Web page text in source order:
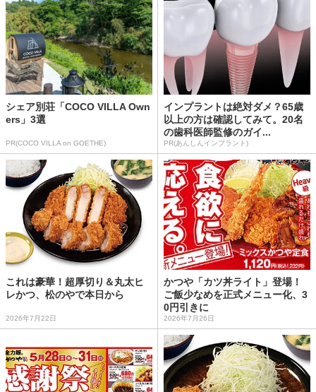
シェア別荘「COCO VILLA Own
ers」3選
PR(COCO VILLA on GOETHE)
インプラントは絶対ダメ？65歳
以上の方は確認してみて。20名
の歯科医師監修のガイ...
PR(あんしんインプラント)
これは豪華！超厚切り＆丸太ヒ
レかつ、松のやで本日から
2026年7月22日
かつや「カツ丼ライト」登場！
ご飯少なめを正式メニュー化、3
0円引きに
2026年7月26日